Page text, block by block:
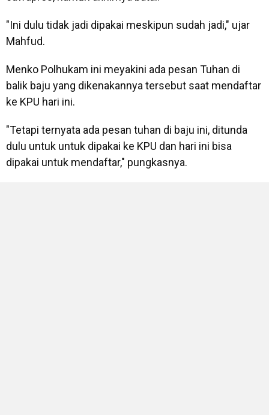
"Ini dulu tidak jadi dipakai meskipun sudah jadi," ujar
Mahfud.
Menko Polhukam ini meyakini ada pesan Tuhan di
balik baju yang dikenakannya tersebut saat mendaftar
ke KPU hari ini.
"Tetapi ternyata ada pesan tuhan di baju ini, ditunda
dulu untuk untuk dipakai ke KPU dan hari ini bisa
dipakai untuk mendaftar," pungkasnya.